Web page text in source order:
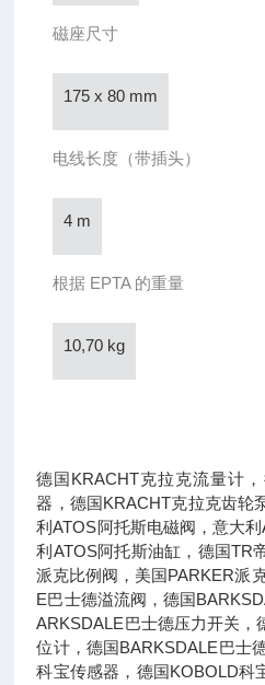
磁座尺寸
175 x 80 mm
电线长度（带插头）
4 m
根据 EPTA 的重量
10,70 kg
德国KRACHT克拉克流量计
器，德国KRACHT克拉克齿轮
利ATOS阿托斯电磁阀，意大
利ATOS阿托斯油缸，德国TR
派克比例阀，美国PARKER派
E巴士德溢流阀，德国
ARKSDALE巴士德压力开关，
位计，德国BARKSDALE巴士
科宝传感器，德国KOBOLD科